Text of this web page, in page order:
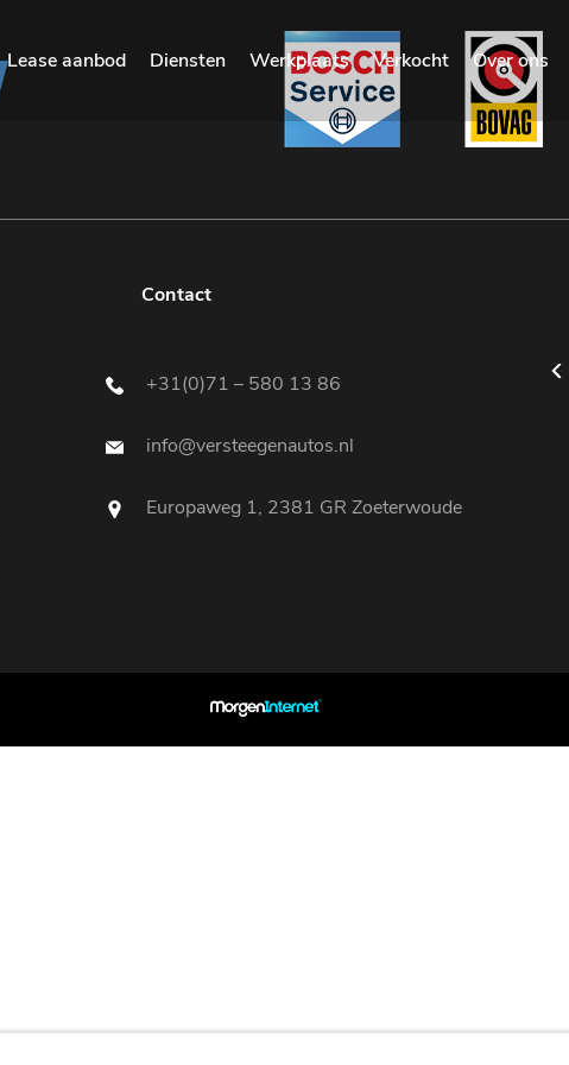
Lease aanbod Diensten Werkplaats Verkocht Over ons
Contact
+31(0)71 – 580 13 86
info@versteegenautos.nl
Europaweg 1, 2381 GR Zoeterwoude